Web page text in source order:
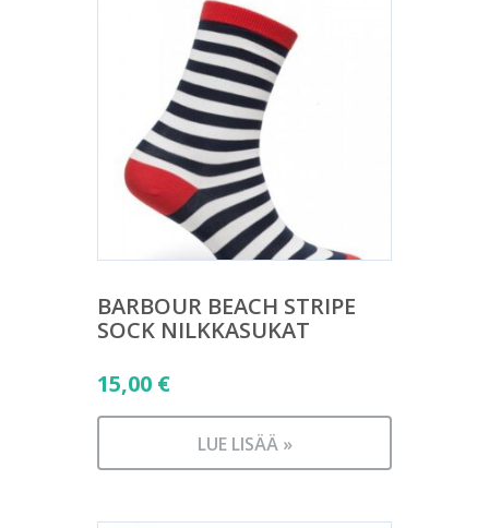
BARBOUR BEACH STRIPE
SOCK NILKKASUKAT
15,00 €
LUE LISÄÄ »